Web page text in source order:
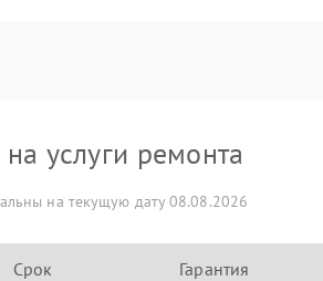
услуги ремонта
на текущую дату 08.08.2026
Срок Гарантия